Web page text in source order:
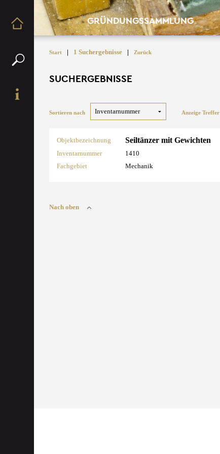
GRÜNDUNGSSAMMLUNG
Start | 1 Suchergebnisse | Zurück
SUCHERGEBNISSE
Sortieren nach Anzeige Treffer
Objektbezeichnung Seiltänzer mit Gewichten
Inventarnummer
1410
Fachgebiet
Mechanik
Nach oben